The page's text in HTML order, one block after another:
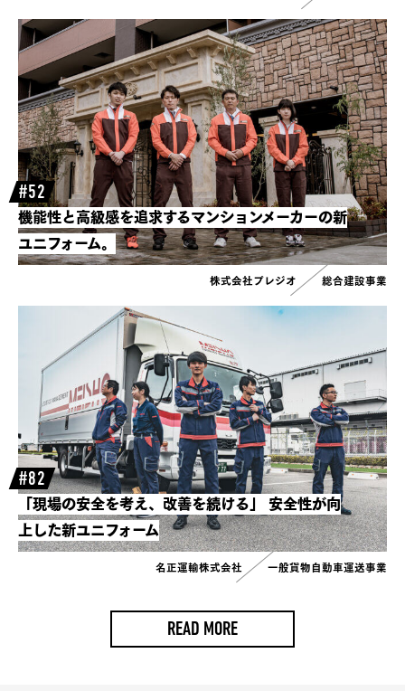
#52
機能性と高級感を追求するマンションメーカーの新
ユニフォーム。
株式会社プレジオ 総合建設事業
#82
「現場の安全を考え、改善を続ける」 安全性が向
上した新ユニフォーム
名正運輸株式会社 一般貨物自動車運送事業
READ MORE